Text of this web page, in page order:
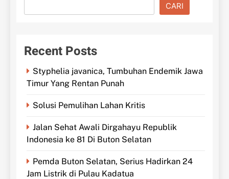
CARI
Recent Posts
Styphelia javanica, Tumbuhan Endemik Jawa
Timur Yang Rentan Punah
Solusi Pemulihan Lahan Kritis
Jalan Sehat Awali Dirgahayu Republik
Indonesia ke 81 Di Buton Selatan
Pemda Buton Selatan, Serius Hadirkan 24
Jam Listrik di Pulau Kadatua